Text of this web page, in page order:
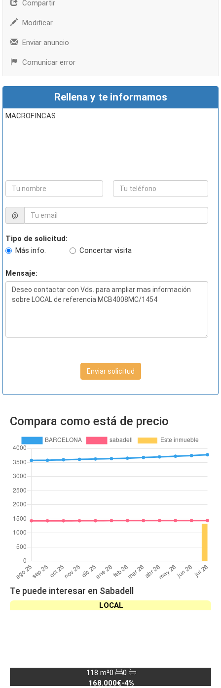
Compartir
Modificar
Enviar anuncio
Comunicar error
Rellena y te informamos
MACROFINCAS
@
Tipo de solicitud:
Más info.
Concertar visita
Mensaje:
Enviar solicitud
Compara como está de precio
Te puede interesar en Sabadell
LOCAL
118 m²0
0
168.000€-4%